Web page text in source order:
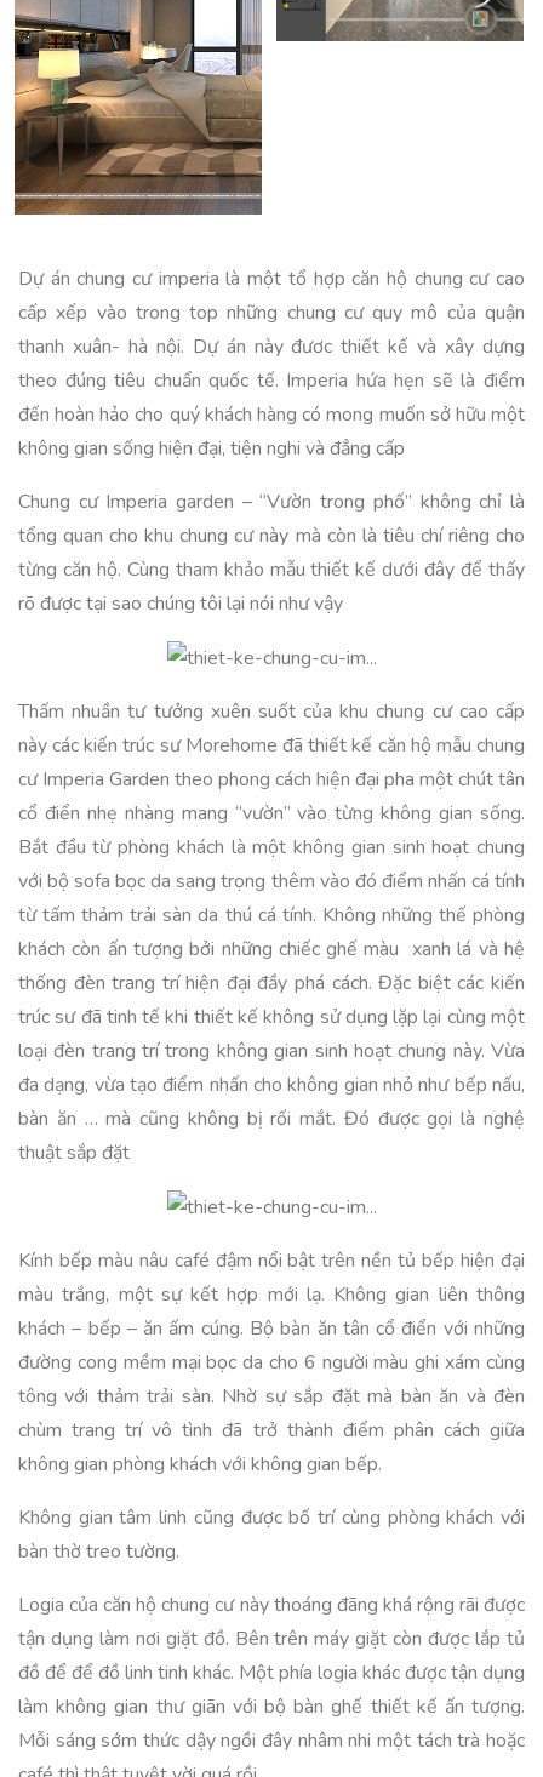
Dự án chung cư imperia là một tổ hợp căn hộ chung cư cao
cấp xếp vào trong top những chung cư quy mô của quận
thanh xuân- hà nội. Dự án này đươc thiết kế và xây dựng
theo đúng tiêu chuẩn quốc tế. Imperia hứa hẹn sẽ là điểm
đến hoàn hảo cho quý khách hàng có mong muốn sở hữu một
không gian sống hiện đại, tiện nghi và đẳng cấp
Chung cư Imperia garden – “Vườn trong phố” không chỉ là
tổng quan cho khu chung cư này mà còn là tiêu chí riêng cho
từng căn hộ. Cùng tham khảo mẫu thiết kế dưới đây để thấy
rõ được tại sao chúng tôi lại nói như vậy
Thấm nhuần tư tưởng xuên suốt của khu chung cư cao cấp
này các kiến trúc sư Morehome đã thiết kế căn hộ mẫu chung
cư Imperia Garden theo phong cách hiện đại pha một chút tân
cổ điển nhẹ nhàng mang “vườn” vào từng không gian sống.
Bắt đầu từ phòng khách là một không gian sinh hoạt chung
với bộ sofa bọc da sang trọng thêm vào đó điểm nhấn cá tính
từ tấm thảm trải sàn da thú cá tính. Không những thế phòng
khách còn ấn tượng bởi những chiếc ghế màu xanh lá và hệ
thống đèn trang trí hiện đại đầy phá cách. Đặc biệt các kiến
trúc sư đã tinh tế khi thiết kế không sử dụng lặp lại cùng một
loại đèn trang trí trong không gian sinh hoạt chung này. Vừa
đa dạng, vừa tạo điểm nhấn cho không gian nhỏ như bếp nấu,
bàn ăn … mà cũng không bị rối mắt. Đó được gọi là nghệ
thuật sắp đặt
Kính bếp màu nâu café đậm nổi bật trên nền tủ bếp hiện đại
màu trắng, một sự kết hợp mới lạ. Không gian liên thông
khách – bếp – ăn ấm cúng. Bộ bàn ăn tân cổ điển với những
đường cong mềm mại bọc da cho 6 người màu ghi xám cùng
tông với thảm trải sàn. Nhờ sự sắp đặt mà bàn ăn và đèn
chùm trang trí vô tình đã trở thành điểm phân cách giữa
không gian phòng khách với không gian bếp.
Không gian tâm linh cũng được bố trí cùng phòng khách với
bàn thờ treo tường.
Logia của căn hộ chung cư này thoáng đãng khá rộng rãi được
tận dụng làm nơi giặt đồ. Bên trên máy giặt còn được lắp tủ
đồ để để đồ linh tinh khác. Một phía logia khác được tận dụng
làm không gian thư giãn với bộ bàn ghế thiết kế ấn tượng.
Mỗi sáng sớm thức dậy ngồi đây nhâm nhi một tách trà hoặc